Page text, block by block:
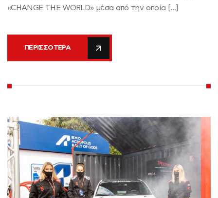
«CHANGE THE WORLD» μέσα από την οποία […]
ΠΕΡΙΣΣΌΤΕΡΑ